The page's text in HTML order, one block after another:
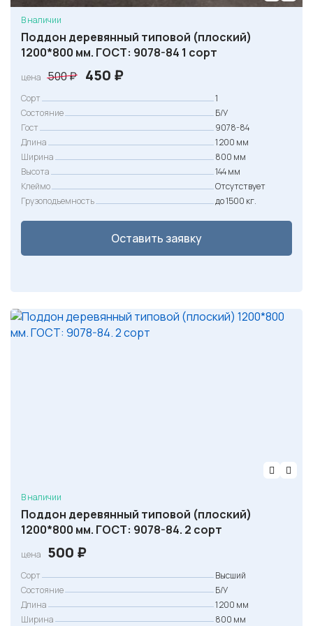
л
я
л
6
5
0
₽
.
В наличии
Поддон деревянный типовой (плоский)
1200*800 мм. ГОСТ: 9078-84 1 сорт
цена 500₽ П
р
в
о
а
ч
а
я
ц
в
л
я
а
5
0
450 ₽Т
к
у
щ
я
ц
е
н
5
0
Сорт
1
Состояние
Б/У
Гост
9078-84
Длина
1 200 мм
Ширина
800 мм
Высота
144 мм
Клеймо
Отсутствует
Грузоподъемность
до 1500 кг.
Оставить заявку
В наличии
Поддон деревянный типовой (плоский)
1200*800 мм. ГОСТ: 9078-84. 2 сорт
цена 500 ₽
Сорт
Высший
Состояние
Б/У
Длина
1 200 мм
Ширина
800 мм